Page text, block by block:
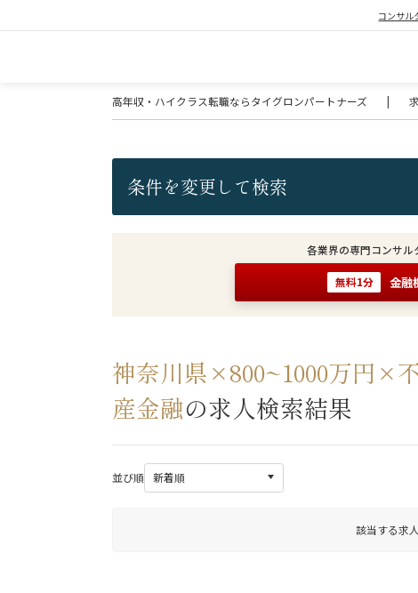
コンサル
高年収・ハイクラス転職ならタイグロンパートナーズ |
条件を変更して検索
各業界の専門コンサ
無料1分 金融
神奈川県×800~1000万円×
産金融の求人検索結果
並び順
該当する求